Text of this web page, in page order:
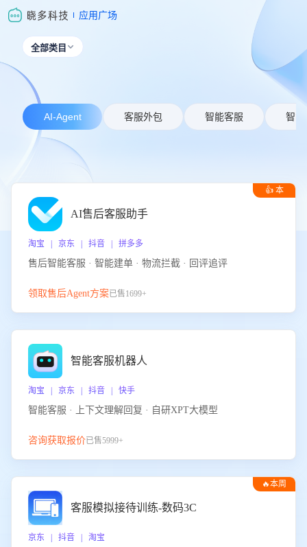
应用广场
全部类目 
AI-Agent 客服外包 智能客服 智能
👍 本
AI售后客服助手
淘宝 | 京东 | 抖音 | 拼多多
售后智能客服 · 智能建单 · 物流拦截 · 回评追评
领取售后Agent方案已售1699+
智能客服机器人
淘宝 | 京东 | 抖音 | 快手
智能客服 · 上下文理解回复 · 自研XPT大模型
咨询获取报价已售5999+
🔥本周
客服模拟接待训练-数码3C
京东 | 抖音 | 淘宝